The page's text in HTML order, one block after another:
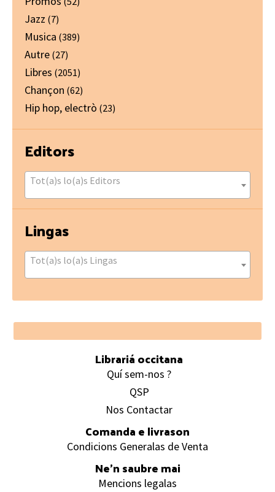
Jazz (7)
Musica (389)
Autre (27)
Libres (2051)
Chançon (62)
Hip hop, electrò (23)
Editors
Tot(a)s lo(a)s Editors
Lingas
Tot(a)s lo(a)s Lingas
Footer
Librariá occitana
Quí sem-nos ?
QSP
Nos Contactar
Comanda e livrason
Condicions Generalas de Venta
Ne’n saubre mai
Mencions legalas